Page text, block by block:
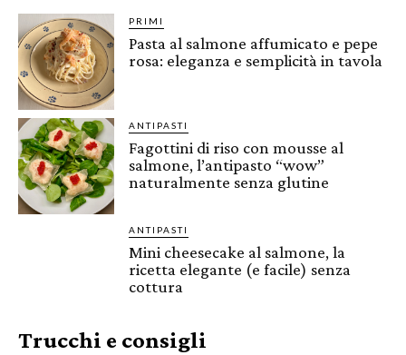
PRIMI
Pasta al salmone affumicato e pepe
rosa: eleganza e semplicità in tavola
ANTIPASTI
Fagottini di riso con mousse al
salmone, l’antipasto “wow”
naturalmente senza glutine
ANTIPASTI
Mini cheesecake al salmone, la
ricetta elegante (e facile) senza
cottura
Trucchi e consigli